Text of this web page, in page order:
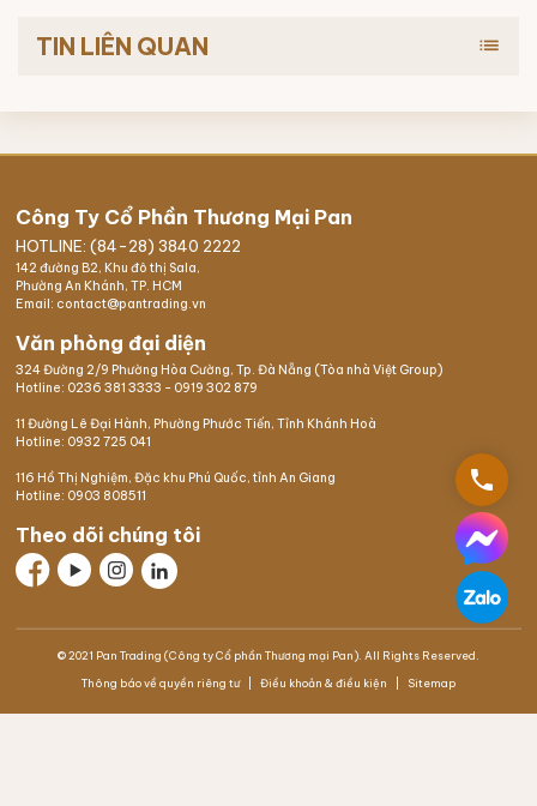
TIN LIÊN QUAN list
Công Ty Cổ Phần Thương Mại Pan
HOTLINE: (84-28) 3840 2222
142 đường B2, Khu đô thị Sala,
Phường An Khánh, TP. HCM
Email: contact@pantrading.vn
Văn phòng đại diện
324 Đường 2/9 Phường Hòa Cường, Tp. Đà Nẵng (Tòa nhà Việt Group)
Hotline: 0236 381 3333 - 0919 302 879
11 Đường Lê Đại Hành, Phường Phước Tiến, Tỉnh Khánh Hoà
Hotline: 0932 725 041
116 Hồ Thị Nghiệm, Đặc khu Phú Quốc, tỉnh An Giang
Hotline: 0903 808511
Theo dõi chúng tôi
© 2021 Pan Trading (Công ty Cổ phần Thương mại Pan). All Rights Reserved.
Thông báo về quyền riêng tư Điều khoản & điều kiện Sitemap
phone